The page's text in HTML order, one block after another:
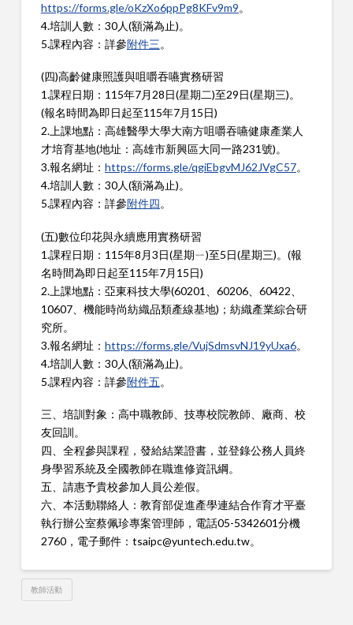
https://forms.gle/oKzXo6ppPg8KFv9m9。
4.培訓人數：30人(額滿為止)。
5.課程內容：詳參附件三。
(四)高齡健康照護與咀嚼吞嚥實務研習
1.課程日期：115年7月28日(星期二)至29日(星期三)。
(報名時間為即日起至115年7月15日)
2.上課地點：高雄醫學大學大南方咀嚼吞嚥健康產業人
才培育基地(地址：高雄市新興區大同一路231號)。
3.報名網址： https://forms.gle/qgiEbgvMJ62JVgC57。
4.培訓人數：30人(額滿為止)。
5.課程內容：詳參附件四。
(五)數位印花與永續應用實務研習
1.課程日期：115年8月3日(星期ㄧ)至5日(星期三)。(報
名時間為即日起至115年7月15日)
2.上課地點：亞東科技大學(60201、60206、60422、
10607、機能時尚紡織品類產線基地)；紡織產業綜合研
究所。
3.報名網址： https://forms.gle/VujSdmsvNJ19yUxa6。
4.培訓人數：30人(額滿為止)。
5.課程內容：詳參附件五。
三、培訓對象：高中職教師、技專校院教師、廠商、校
友回訓。
四、全程參與課程，發給結業證書，並登錄公務人員終
身學習系統及全國教師在職進修資訊綱。
五、請惠予貴校參加人員公差假。
六、本活動聯絡人：教育部促進產學連結合作育才平臺
執行辦公室蔡佩珍專案管理師，電話05-5342601分機
2760，電子郵件：tsaipc@yuntech.edu.tw。
教師活動